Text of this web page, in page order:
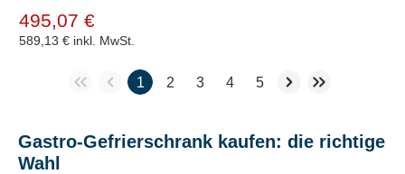
495,07 €
589,13 € inkl. MwSt.
1 2 3 4 5
Gastro-Gefrierschrank kaufen: die richtige
Wahl